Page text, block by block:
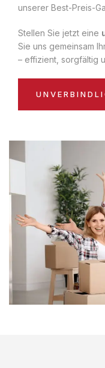
unserer Best-Preis-
Stellen Sie jetzt eine
Sie uns gemeinsam
– effizient, sorgfältig